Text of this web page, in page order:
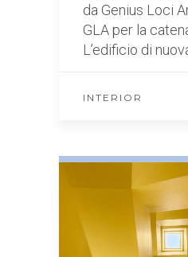
da Genius Loci
GLA per la
L’edificio di
INTERIOR